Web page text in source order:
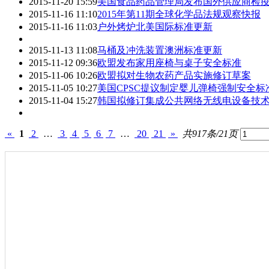
2015-11-16 11:102015年第11期全球化学品法规观察快报
2015-11-16 11:03户外烤炉北美国际标准更新
2015-11-13 11:08马桶及冲洗装置澳洲标准更新
2015-11-12 09:36欧盟发布家用座椅与桌子安全标准
2015-11-06 10:26欧盟拟对生物农药产品实施修订草案
2015-11-05 10:27美国CPSC提议制定婴儿弹椅强制安全标
2015-11-04 15:27韩国拟修订集成公共网络无线电设备技
« 1 2 … 3 4 5 6 7 … 20 21 » 共917条/21页